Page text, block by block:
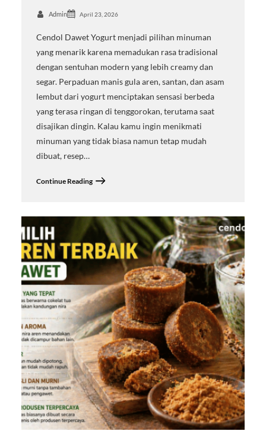
Admin April 23, 2026
Cendol Dawet Yogurt menjadi pilihan minuman
yang menarik karena memadukan rasa tradisional
dengan sentuhan modern yang lebih creamy dan
segar. Perpaduan manis gula aren, santan, dan asam
lembut dari yogurt menciptakan sensasi berbeda
yang terasa ringan di tenggorokan, terutama saat
disajikan dingin. Kalau kamu ingin menikmati
minuman yang tidak biasa namun tetap mudah
dibuat, resep…
Continue Reading